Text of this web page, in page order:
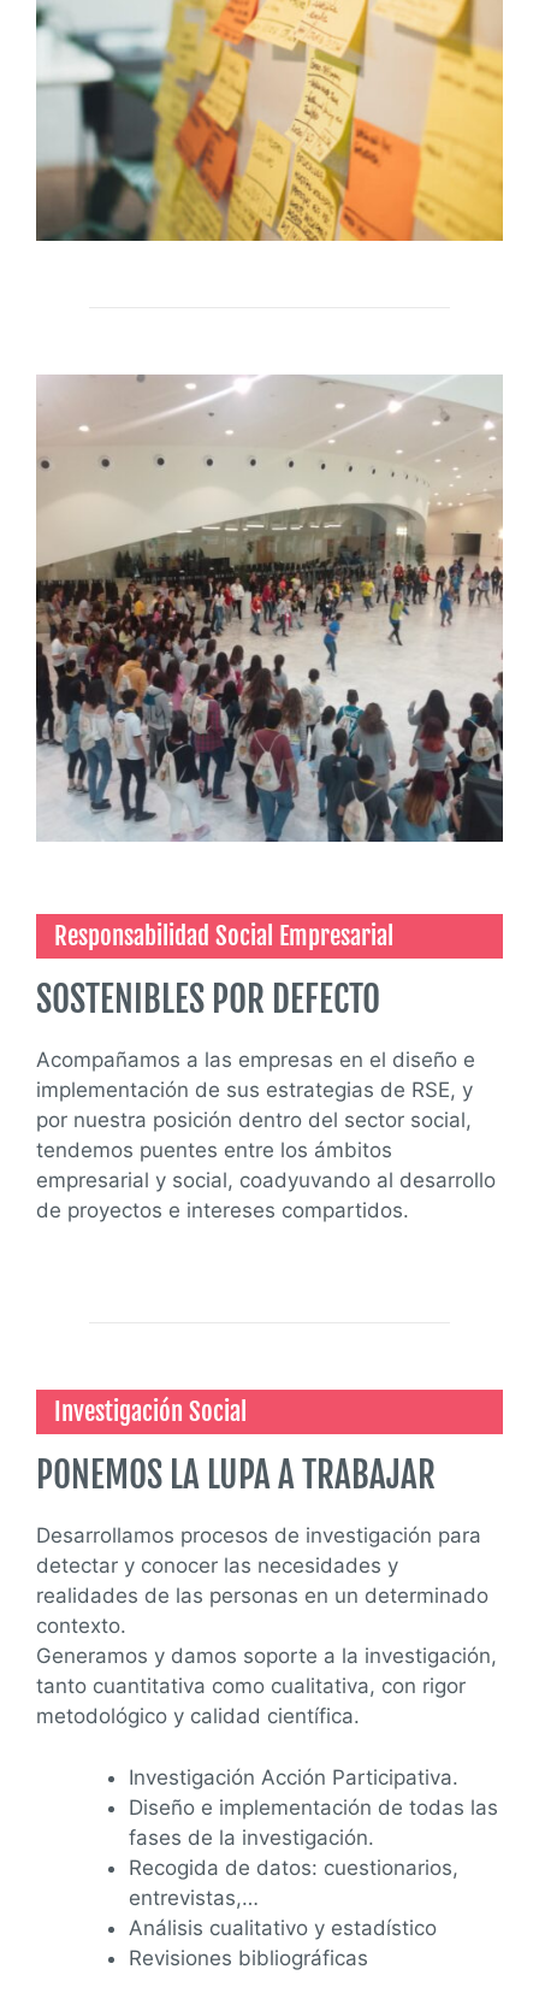
Responsabilidad Social Empresarial
SOSTENIBLES POR DEFECTO
Acompañamos a las empresas en el diseño e
implementación de sus estrategias de RSE, y
por nuestra posición dentro del sector social,
tendemos puentes entre los ámbitos
empresarial y social, coadyuvando al desarrollo
de proyectos e intereses compartidos.
Investigación Social
PONEMOS LA LUPA A TRABAJAR
Desarrollamos procesos de investigación para
detectar y conocer las necesidades y
realidades de las personas en un determinado
contexto.
Generamos y damos soporte a la investigación,
tanto cuantitativa como cualitativa, con rigor
metodológico y calidad científica.
Investigación Acción Participativa.
Diseño e implementación de todas las
fases de la investigación.
Recogida de datos: cuestionarios,
entrevistas,…
Análisis cualitativo y estadístico
Revisiones bibliográficas